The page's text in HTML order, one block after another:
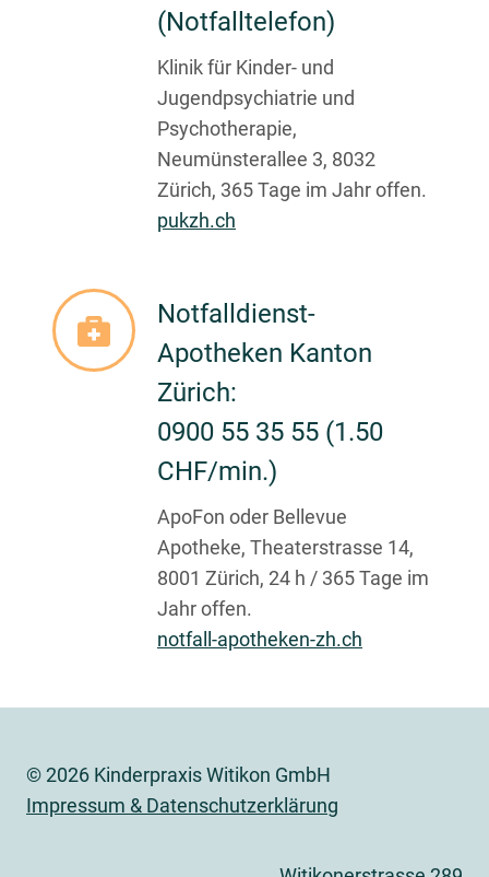
(Notfalltelefon)
Klinik für Kinder- und
Jugendpsychiatrie und
Psychotherapie,
Neumünsterallee 3, 8032
Zürich, 365 Tage im Jahr offen.
pukzh.ch
Notfalldienst-
Apotheken Kanton
Zürich:
0900 55 35 55 (1.50
CHF/min.)
ApoFon oder Bellevue
Apotheke, Theaterstrasse 14,
8001 Zürich, 24 h / 365 Tage im
Jahr offen.
notfall-apotheken-zh.ch
© 2026 Kinderpraxis Witikon GmbH
Impressum & Datenschutzerklärung